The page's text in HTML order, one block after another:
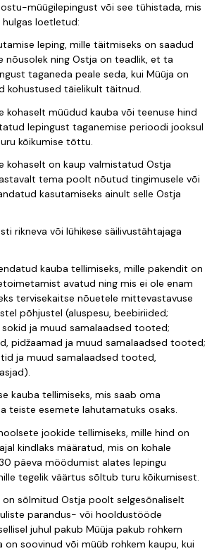
müügilepingust või see tühistada, mis
loetletud:
leping, mille täitmiseks on saadud
nõusolek ning Ostja on teadlik, et ta
taganeda peale seda, kui Müüja on
kohustused täielikult täitnud.
kohaselt müüdud kauba või teenuse hind
lepingust taganemise perioodi jooksul
kõikumise tõttu.
kohaselt on kaup valmistatud Ostja
tema poolt nõutud tingimusele või
kasutamiseks ainult selle Ostja
rikneva või lühikese säilivustähtajaga
kauba tellimiseks, mille pakendit on
avatud ning mis ei ole enam
tervisekaitse nõuetele mittevastavuse
põhjustel (aluspesu, beebiriided;
sokid ja muud samalaadsed tooted;
pidžaamad ja muud samalaadsed tooted;
ja muud samalaadsed tooted,
kauba tellimiseks, mis saab oma
teiste esemete lahutamatuks osaks.
jookide tellimiseks, mille hind on
kindlaks määratud, mis on kohale
päeva möödumist alates lepingu
tegelik väärtus sõltub turu kõikumisest.
on sõlmitud Ostja poolt selgesõnaliselt
parandus- või hooldustööde
juhul pakub Müüja pakub rohkem
on soovinud või müüb rohkem kaupu, kui